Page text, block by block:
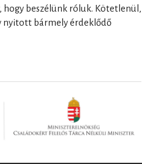
beszélünk róluk. Kötetlenül,
nyitott bármely érdeklődő